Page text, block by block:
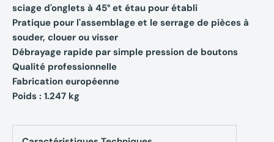
sciage d'onglets à 45° et étau pour établi
Pratique pour l'assemblage et le serrage de pièces à
souder, clouer ou visser
Débrayage rapide par simple pression de boutons
Qualité professionnelle
Fabrication européenne
Poids : 1.247 kg